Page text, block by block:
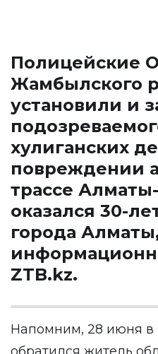
Полицейские
Жамбылского
установили и
хулиганских
повреждении
трассе
оказался 30-
города
ZTB.kz.
Напомним, 28 июня